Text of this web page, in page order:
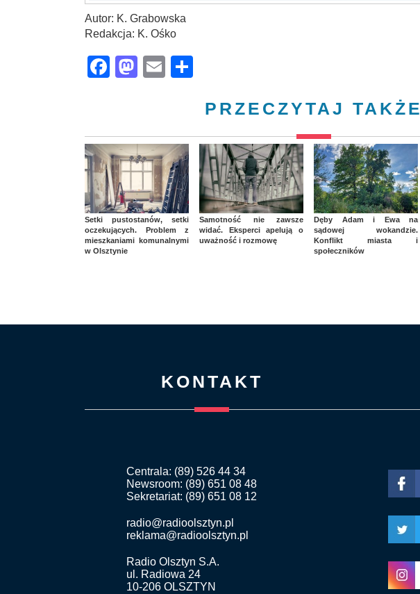
Autor: K. Grabowska
Redakcja: K. Ośko
Facebook
Mastodon
Email
PRZECZYTAJ TAKŻE
Setki pustostanów, setki
oczekujących. Problem z
mieszkaniami komunalnymi
w Olsztynie
Samotność nie zawsze
widać. Eksperci apelują o
uważność i rozmowę
Dęby Adam i Ewa na
sądowej wokandzie.
Konflikt miasta i
społeczników
KONTAKT
Centrala: (89) 526 44 34
Newsroom: (89) 651 08 48
Sekretariat: (89) 651 08 12
radio@radioolsztyn.pl
reklama@radioolsztyn.pl
Radio Olsztyn S.A.
ul. Radiowa 24
10-206 OLSZTYN